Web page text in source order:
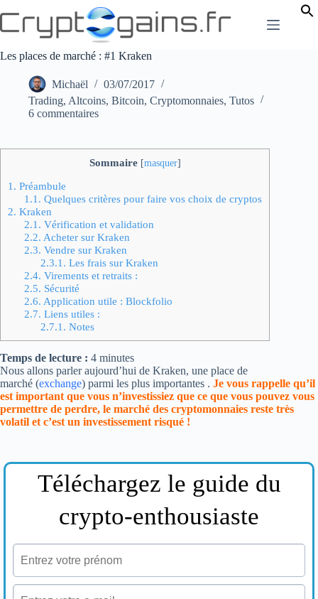
au
contenu
Les places de marché : #1 Kraken
Michaël
03/07/2017
Trading, Altcoins, Bitcoin, Cryptomonnaies, Tutos
6 commentaires
Sommaire [masquer]
1. Préambule
1.1. Quelques critères pour faire vos choix de cryptos
2. Kraken
2.1. Vérification et validation
2.2. Acheter sur Kraken
2.3. Vendre sur Kraken
2.3.1. Les frais sur Kraken
2.4. Virements et retraits :
2.5. Sécurité
2.6. Application utile : Blockfolio
2.7. Liens utiles :
2.7.1. Notes
Temps de lecture : 4 minutes
Nous allons parler aujourd’hui de Kraken, une place de
marché (exchange) parmi les plus importantes . Je vous rappelle qu’il
est important que vous n’investissiez que ce que vous pouvez vous
permettre de perdre, le marché des cryptomonnaies reste très
volatil et c’est un investissement risqué !